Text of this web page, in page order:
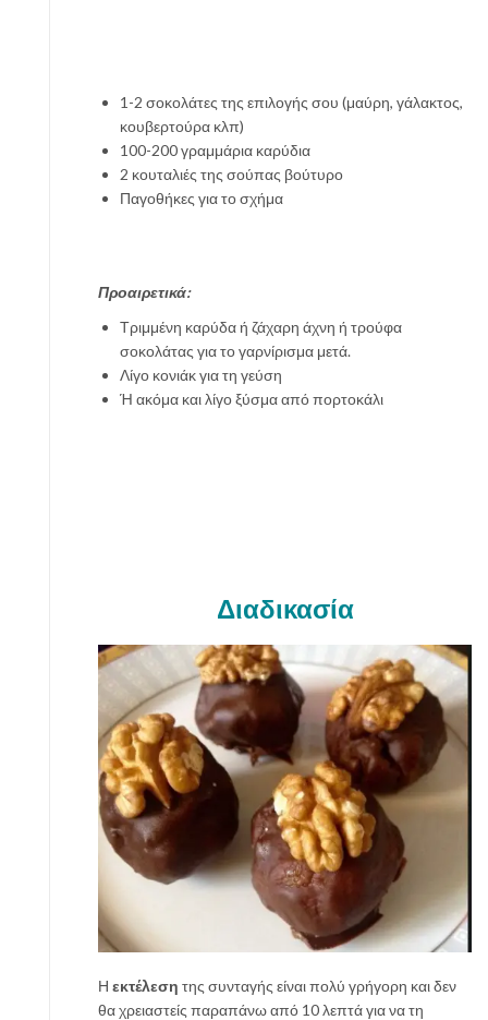
1-2 σοκολάτες της επιλογής σου (μαύρη, γάλακτος,
κουβερτούρα κλπ)
100-200 γραμμάρια καρύδια
2 κουταλιές της σούπας βούτυρο
Παγοθήκες για το σχήμα
Προαιρετικά:
Τριμμένη καρύδα ή ζάχαρη άχνη ή τρούφα
σοκολάτας για το γαρνίρισμα μετά.
Λίγο κονιάκ για τη γεύση
Ή ακόμα και λίγο ξύσμα από πορτοκάλι
Διαδικασία
Η εκτέλεση της συνταγής είναι πολύ γρήγορη και δεν
θα χρειαστείς παραπάνω από 10 λεπτά για να τη